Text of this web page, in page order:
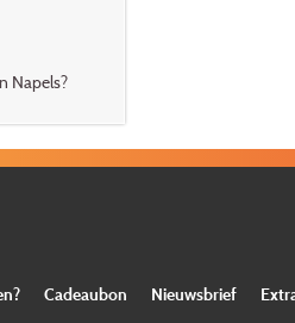
Napels?
Cadeaubon Nieuwsbrief